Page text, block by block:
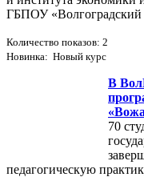
ГБПОУ «Волгоградский
Количество показов: 2
Новинка: Новый курс
В
70
педагогическую